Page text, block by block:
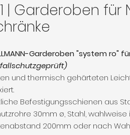
| Garderoben
Garderoben "system ro"
und thermisch gehärteten
Befestigungsschienen aus
30mm ø, Stahl,
200mm oder nach